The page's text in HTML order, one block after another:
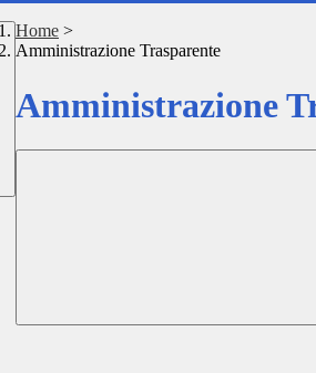
Home >
Amministrazione Trasparente
Amministrazione